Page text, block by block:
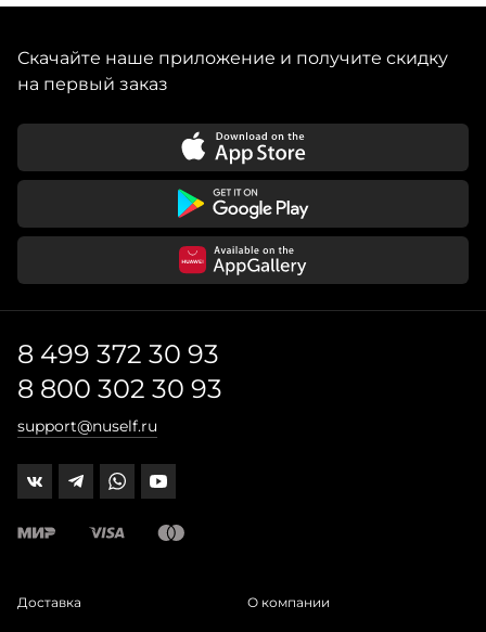
Скачайте наше приложение и получите скидку
на первый заказ
8 499 372 30 93
8 800 302 30 93
support@nuself.ru
Доставка О компании